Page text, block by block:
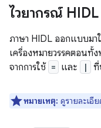
ไวยากรณ์ HIDL
ภาษา HIDL ออกแบบมา
เครื่องหมายวรรคตอนทั้
จากการใช้ = และ | ที่
หมายเหตุ: ดูรายละเอี